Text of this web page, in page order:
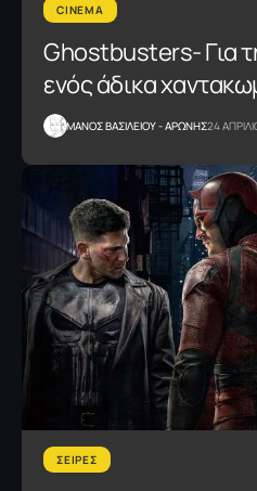
CINEMA
Ghostbusters- Για
ενός άδικα
ΜΑΝΟΣ ΒΑΣΙΛΕΙΟΥ - ΑΡΩΝΗΣ24
ΣΕΙΡΕΣ